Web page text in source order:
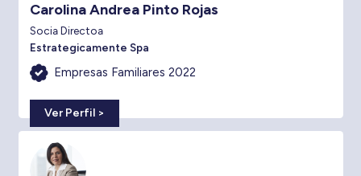
Carolina Andrea Pinto Rojas
Socia Directoa
Estrategicamente Spa
Empresas Familiares 2022
Ver Perfil >